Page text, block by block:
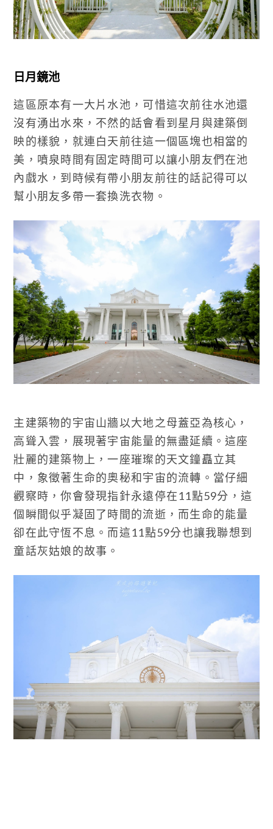
日月鏡池
這區原本有一大片水池，可惜這次前往水池還
沒有湧出水來，不然的話會看到星月與建築倒
映的樣貌，就連白天前往這一個區塊也相當的
美，噴泉時間有固定時間可以讓小朋友們在池
內戲水，到時候有帶小朋友前往的話記得可以
幫小朋友多帶一套換洗衣物。
主建築物的宇宙山牆以大地之母蓋亞為核心，
高聳入雲，展現著宇宙能量的無盡延續。這座
壯麗的建築物上，一座璀璨的天文鐘矗立其
中，象徵著生命的奧秘和宇宙的流轉。當仔細
觀察時，你會發現指針永遠停在11點59分，這
個瞬間似乎凝固了時間的流逝，而生命的能量
卻在此守恆不息。而這11點59分也讓我聯想到
童話灰姑娘的故事。